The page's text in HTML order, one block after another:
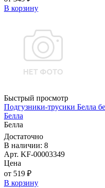
В корзину
Быстрый просмотр
Подгузники-трусики Белла
Белла
Белла
Достаточно
В наличии: 8
Арт. KF-00003349
Цена
от 519 ₽
В корзину